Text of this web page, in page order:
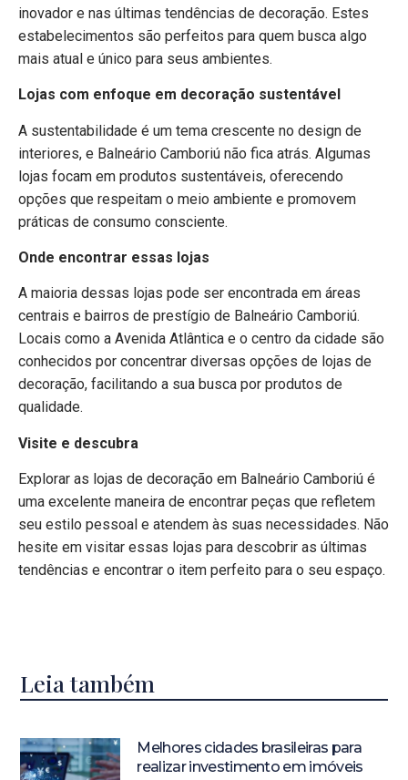
inovador e nas últimas tendências de decoração. Estes
estabelecimentos são perfeitos para quem busca algo
mais atual e único para seus ambientes.
Lojas com enfoque em decoração sustentável
A sustentabilidade é um tema crescente no design de
interiores, e Balneário Camboriú não fica atrás. Algumas
lojas focam em produtos sustentáveis, oferecendo
opções que respeitam o meio ambiente e promovem
práticas de consumo consciente.
Onde encontrar essas lojas
A maioria dessas lojas pode ser encontrada em áreas
centrais e bairros de prestígio de Balneário Camboriú.
Locais como a Avenida Atlântica e o centro da cidade são
conhecidos por concentrar diversas opções de lojas de
decoração, facilitando a sua busca por produtos de
qualidade.
Visite e descubra
Explorar as lojas de decoração em Balneário Camboriú é
uma excelente maneira de encontrar peças que refletem
seu estilo pessoal e atendem às suas necessidades. Não
hesite em visitar essas lojas para descobrir as últimas
tendências e encontrar o item perfeito para o seu espaço.
Leia também
Melhores cidades brasileiras para
realizar investimento em imóveis